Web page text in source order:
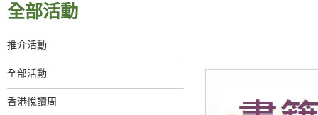
全部活動
推介活動
全部活動
香港悅讀周